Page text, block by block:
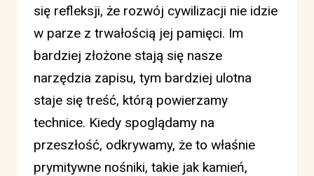
się refleksji, że rozwój cywilizacji nie idzie
w parze z trwałością jej pamięci. Im
bardziej złożone stają się nasze
narzędzia zapisu, tym bardziej ulotna
staje się treść, którą powierzamy
technice. Kiedy spoglądamy na
przeszłość, odkrywamy, że to właśnie
prymitywne nośniki, takie jak kamień,